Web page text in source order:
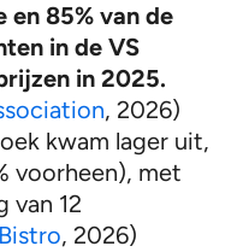
en 85% van de
in de VS
in 2025.
, 2026)
kwam lager uit,
voorheen), met
van 12
, 2026)